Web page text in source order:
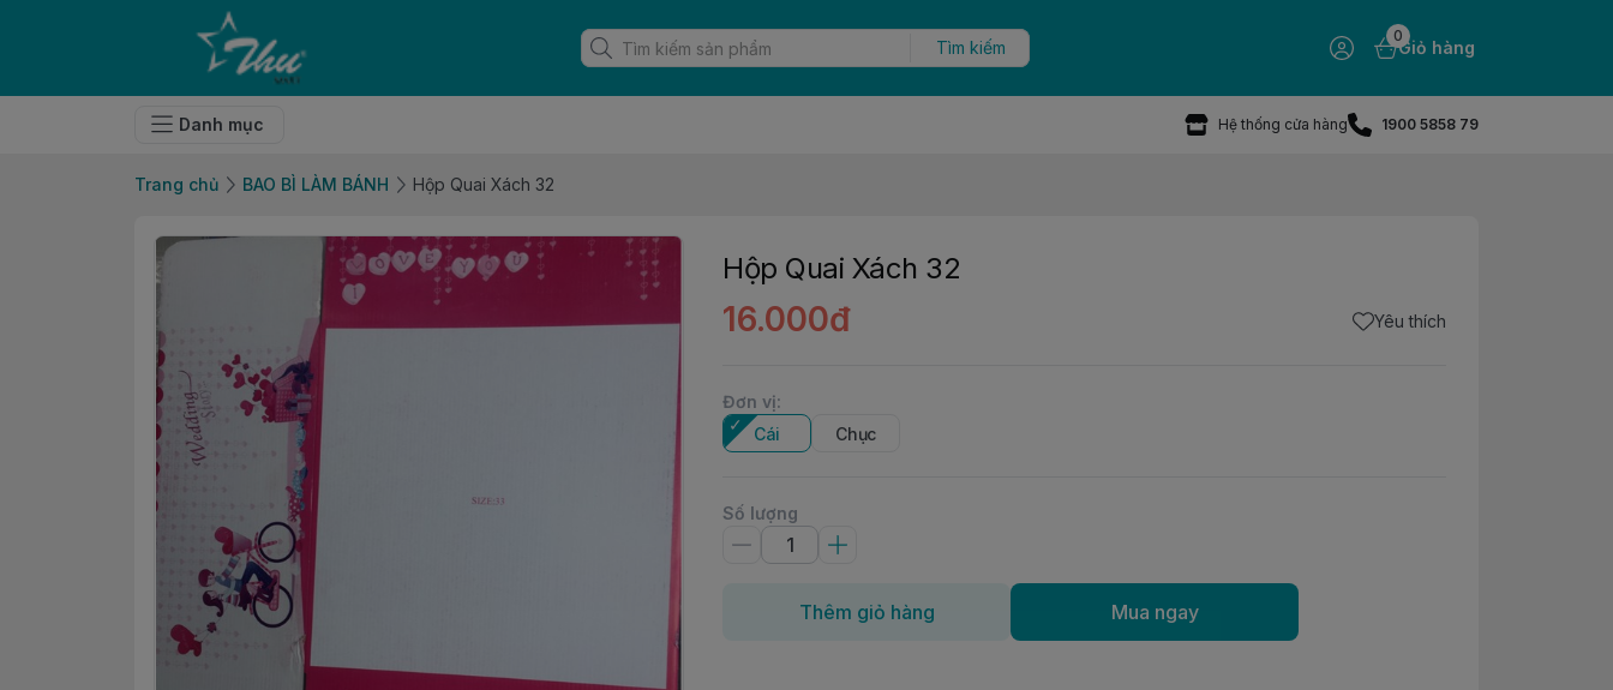
Tìm kiếm
0
Giỏ hàng
Danh mục Hệ thống cửa hàng 1900 5858 79
Trang chủ BAO BÌ LÀM BÁNH Hộp Quai Xách 32
Hộp Quai Xách 32
16.000đ Yêu thích
Đơn vị:
Cái
Chục
Số lượng
Thêm giỏ hàng Mua ngay